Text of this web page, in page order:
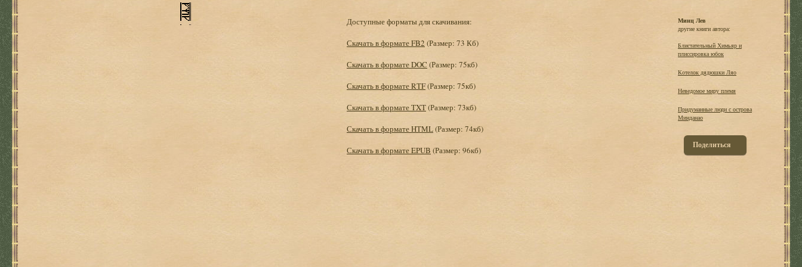
Доступные форматы для скачивания:
Скачать в формате FB2 (Размер: 73 Кб)
Скачать в формате DOC (Размер: 75кб)
Скачать в формате RTF(Размер: 75кб)
Скачать в формате TXT(Размер: 73кб)
Скачать в формате HTML(Размер: 74кб)
Скачать в формате EPUB (Размер: 96кб)
Минц Лев
другие книги автора:
Блистательный Химьяр и
плиссировка юбок
Котелок дядюшки Ляо
Неведомое миру племя
Придуманные люди с острова
Минданао
Поделиться